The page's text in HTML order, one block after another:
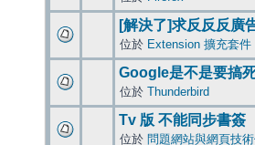
[解決了]求反反反廣
位於 Extension 擴充套件
Google是不是要搞
位於 Thunderbird
Tv 版 不能同步書簽
位於 問題網站與網頁技